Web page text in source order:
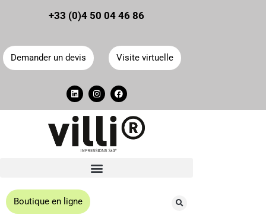
Panneau de gestion des cookies
+33 (0)4 50 04 46 86
Demander un devis Visite virtuelle
Boutique en ligne